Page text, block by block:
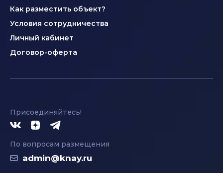
Как разместить объект?
Условия сотрудничества
Личный кабинет
Договор-оферта
Присоединяйтесь!
По вопросам размещения
admin@knay.ru